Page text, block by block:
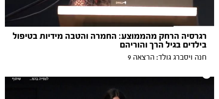
רגרסיה הרחק מהממוצע: החמרה והטבה מידיות בטיפול
בילדים בגיל הרך והוריהם
חנה ויסברג גולד: הרצאה 9